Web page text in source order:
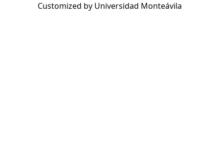
Customized by Universidad Monteávila